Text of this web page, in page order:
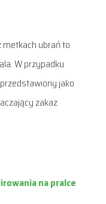
ubrań to
W przypadku
jako
zakaz
na pralce